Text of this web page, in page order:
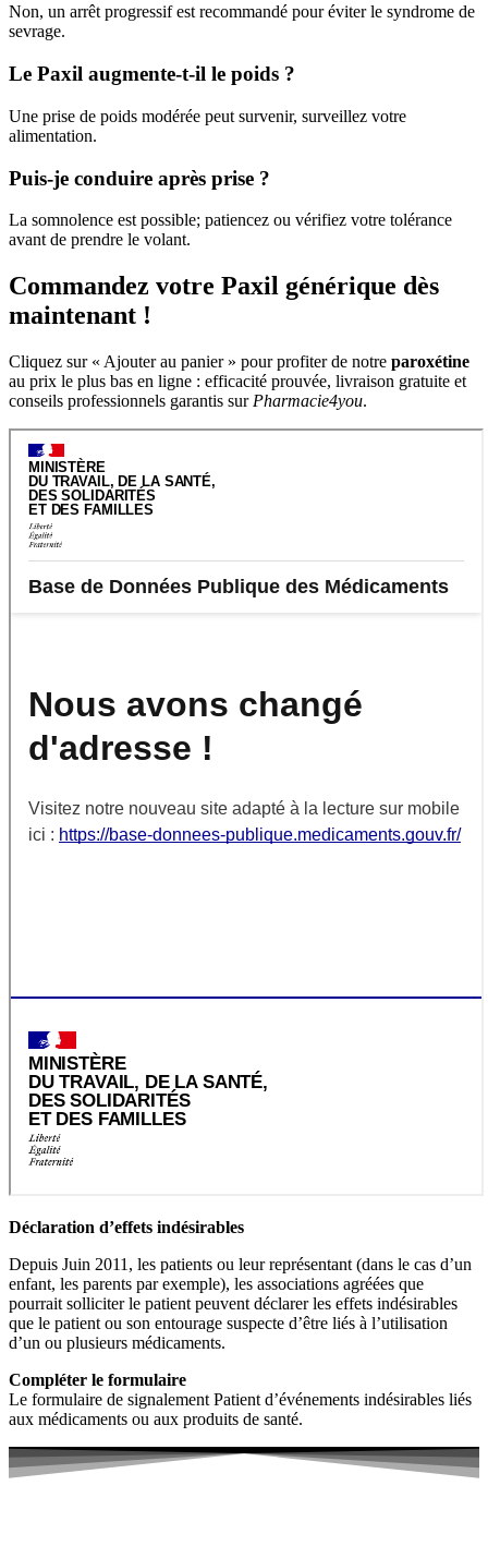
Non, un arrêt progressif est recommandé pour éviter le syndrome de
sevrage.
Le Paxil augmente-t-il le poids ?
Une prise de poids modérée peut survenir, surveillez votre
alimentation.
Puis-je conduire après prise ?
La somnolence est possible; patiencez ou vérifiez votre tolérance
avant de prendre le volant.
Commandez votre Paxil générique dès
maintenant !
Cliquez sur « Ajouter au panier » pour profiter de notre paroxétine
au prix le plus bas en ligne : efficacité prouvée, livraison gratuite et
conseils professionnels garantis sur Pharmacie4you.
Déclaration d’effets indésirables
Depuis Juin 2011, les patients ou leur représentant (dans le cas d’un
enfant, les parents par exemple), les associations agréées que
pourrait solliciter le patient peuvent déclarer les effets indésirables
que le patient ou son entourage suspecte d’être liés à l’utilisation
d’un ou plusieurs médicaments.
Compléter le formulaire
Le formulaire de signalement Patient d’événements indésirables liés
aux médicaments ou aux produits de santé.